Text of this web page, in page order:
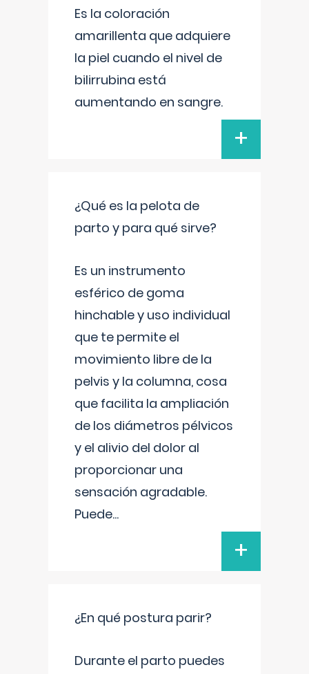
Es la coloración
amarillenta que adquiere
la piel cuando el nivel de
bilirrubina está
aumentando en sangre.
+
¿Qué es la pelota de
parto y para qué sirve?
Es un instrumento
esférico de goma
hinchable y uso individual
que te permite el
movimiento libre de la
pelvis y la columna, cosa
que facilita la ampliación
de los diámetros pélvicos
y el alivio del dolor al
proporcionar una
sensación agradable.
Puede...
+
¿En qué postura parir?
Durante el parto puedes